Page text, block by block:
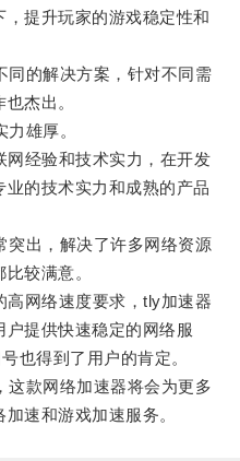
提升玩家的游戏稳定性和
的解决方案，针对不同需
杰出。
雄厚。
经验和技术实力，在开发
的技术实力和成熟的产品
出，解决了许多网络资源
较满意。
网络速度要求，tly加速器
提供快速稳定的网络服
也得到了用户的肯定。
款网络加速器将会为更多
速和游戏加速服务。